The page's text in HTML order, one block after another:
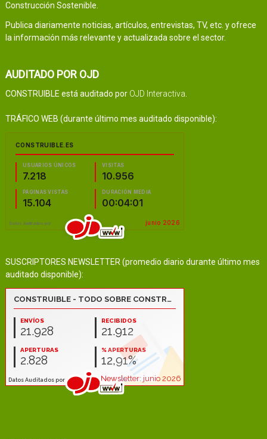
Construcción Sostenible.
Publica diariamente noticias, artículos, entrevistas, TV, etc. y ofrece
la información más relevante y actualizada sobre el sector.
AUDITADO POR OJD
CONSTRUIBLE está auditado por OJD Interactiva.
TRÁFICO WEB (durante último mes auditado disponible):
SUSCRIPTORES NEWSLETTER (promedio diario durante último mes
auditado disponible):